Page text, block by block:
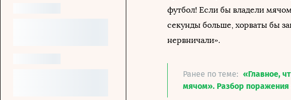
футбол! Если бы владели
секунды больше, хорваты бы
нервничали».
Ранее по теме: «Главное,
мячом». Разбор поражения